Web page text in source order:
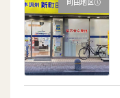
町田地区①